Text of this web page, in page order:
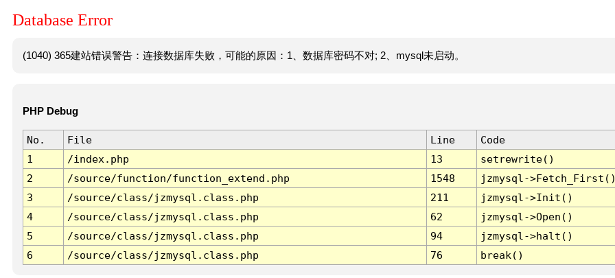
Database Error
(1040) 365建站错误警告：连接数据库失败，可能的原因：1、数据库密码不对; 2、mysql未启动。
PHP Debug
No. File Line
Code
1
/index.php 13
setrewrite()
2
/source/function/function_extend.php 1548
jzmysql-
3
/source/class/jzmysql.class.php 211
jzmysql->Init()
4
/source/class/jzmysql.class.php 62
jzmysql->Open()
5
/source/class/jzmysql.class.php 94
jzmysql->halt()
6
/source/class/jzmysql.class.php 76 break()